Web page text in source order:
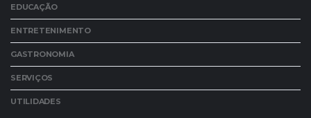
EDUCAÇÃO
ENTRETENIMENTO
GASTRONOMIA
SERVIÇOS
UTILIDADES